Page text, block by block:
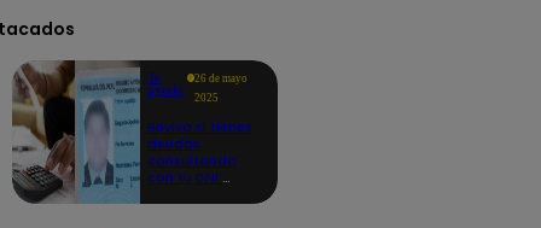
Te
ayudo
26 de mayo
2025
Revisa si tienes
deudas
consultando
con tu DNI: